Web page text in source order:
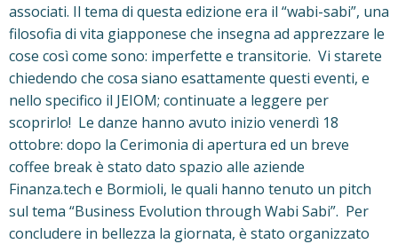
associati. Il tema di questa edizione era il “wabi-sabi”, una
filosofia di vita giapponese che insegna ad apprezzare le
cose così come sono: imperfette e transitorie. Vi starete
chiedendo che cosa siano esattamente questi eventi, e
nello specifico il JEIOM; continuate a leggere per
scoprirlo! Le danze hanno avuto inizio venerdì 18
ottobre: dopo la Cerimonia di apertura ed un breve
coffee break è stato dato spazio alle aziende
Finanza.tech e Bormioli, le quali hanno tenuto un pitch
sul tema “Business Evolution through Wabi Sabi”. Per
concludere in bellezza la giornata, è stato organizzato